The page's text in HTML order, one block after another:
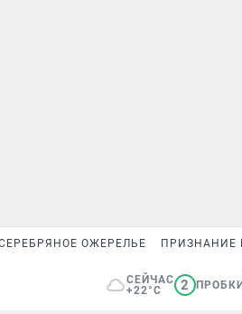
ОЖЕРЕЛЬЕ ПРИЗНАНИЕ
СЕЙЧАС
+22°C
2 ПРОБКИ